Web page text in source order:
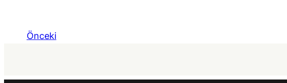
Önceki